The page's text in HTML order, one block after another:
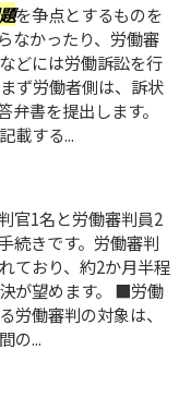
を争点とするものを
なかったり、労働審
どには労働訴訟を行
ず労働者側は、訴状
書を提出します。
載する...
官1名と労働審判員2
続きです。労働審判
ており、約2か月半程
が望めます。 ■労働
働審判の対象は、
の...